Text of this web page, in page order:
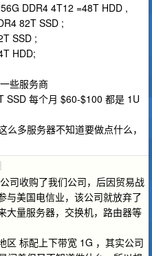
DDR4 4T12 =48T HDD ,
82T SSD ;
SSD ;
HDD;
些服务商
SSD 每个月 $60-$100 都是 1U
多服务器不知道要做点什么，
司收购了我们公司，后因贸易战
与美国电信业，该公司就放弃了
大量服务器，交换机，路由器等
区 标配上下带宽 1G ，其实公司